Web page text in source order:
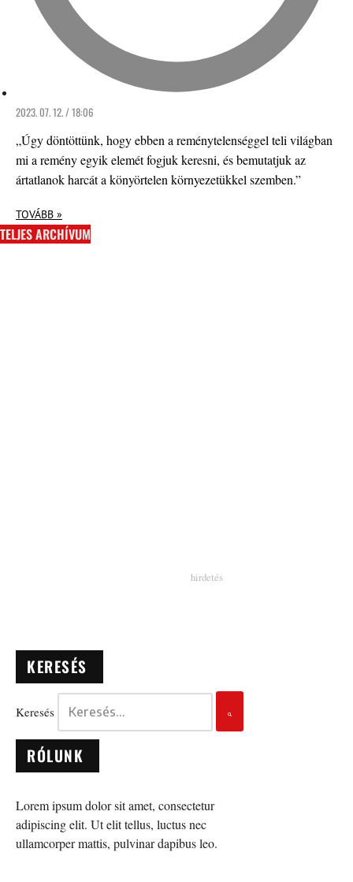
2023. 07. 12. / 18:06
„Úgy döntöttünk, hogy ebben a reménytelenséggel teli világban
mi a remény egyik elemét fogjuk keresni, és bemutatjuk az
ártatlanok harcát a könyörtelen környezetükkel szemben.”
TOVÁBB »
TELJES ARCHÍVUM
KERESÉS
Keresés
RÓLUNK
Lorem ipsum dolor sit amet, consectetur
adipiscing elit. Ut elit tellus, luctus nec
ullamcorper mattis, pulvinar dapibus leo.